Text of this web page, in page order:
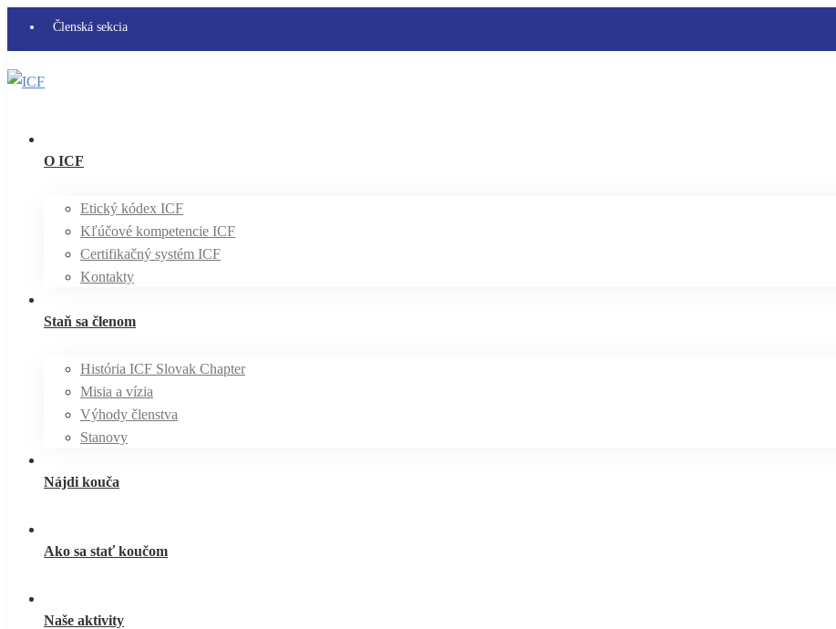
Členská sekcia
O ICF
Etický kódex ICF
Kľúčové kompetencie ICF
Certifikačný systém ICF
Kontakty
Staň sa členom
História ICF Slovak Chapter
Misia a vízia
Výhody členstva
Stanovy
Nájdi kouča
Ako sa stať koučom
Naše aktivity